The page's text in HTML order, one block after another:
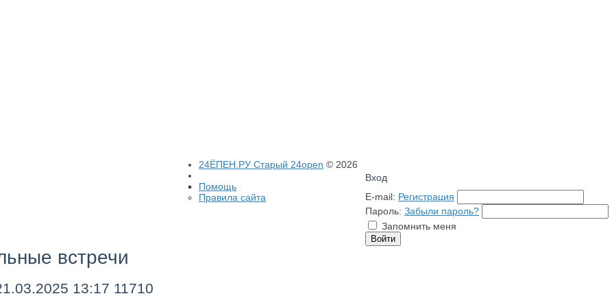
встречи
13:17 11710
Вход
E-mail: Регистрация
Пароль: Забыли пароль?
Запомнить меня
24ЁПЕН.РУ Старый 24open © 2026
Помощь
Правила сайта